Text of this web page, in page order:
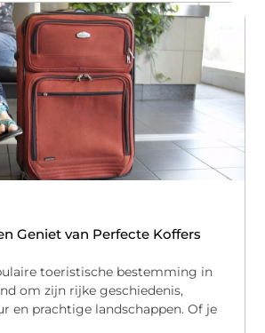
Geniet van Perfecte Koffers
toeristische bestemming in
om zijn rijke geschiedenis,
en prachtige landschappen. Of je